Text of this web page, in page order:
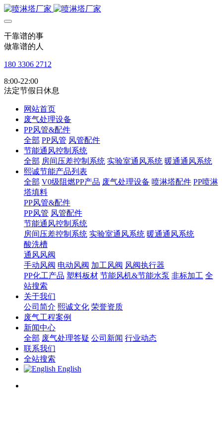
干靠谱的事
做靠谱的人
180 3306 2712
8:00-22:00
法定节假日休息
网站首页
废气处理设备
PP风管&配件
全部 PP风管 风管配件
节能通风控制系统
全部 房间压差控制系统 实验室通风系统 暖通通风系统
熙诚节能产品列表
全部 V0级阻燃PP产品 废气处理设备 喷淋塔配件 PP喷淋
塔填料
PP风管&配件
PP风管 风管配件
节能通风控制系统
房间压差控制系统 实验室通风系统 暖通通风系统
酸洗槽
通风风阀
手动风阀 电动风阀 加工风阀 风阀执行器
PP化工产品 塑料板材 节能风机&节能水泵 非标加工 全
站搜索
关于我们
公司简介 熙诚文化 荣誉资质
废气工程案例
新闻中心
全部 废气处理答疑 公司新闻 行业动态
联系我们
全站搜索
English